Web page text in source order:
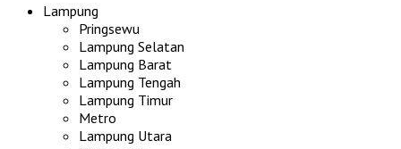
Lampung
Pringsewu
Lampung Selatan
Lampung Barat
Lampung Tengah
Lampung Timur
Metro
Lampung Utara